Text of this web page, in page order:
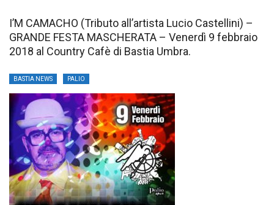
I’M CAMACHO (Tributo all’artista Lucio Castellini) –
GRANDE FESTA MASCHERATA – Venerdì 9 febbraio
2018 al Country Cafè di Bastia Umbra.
BASTIA NEWS PALIO